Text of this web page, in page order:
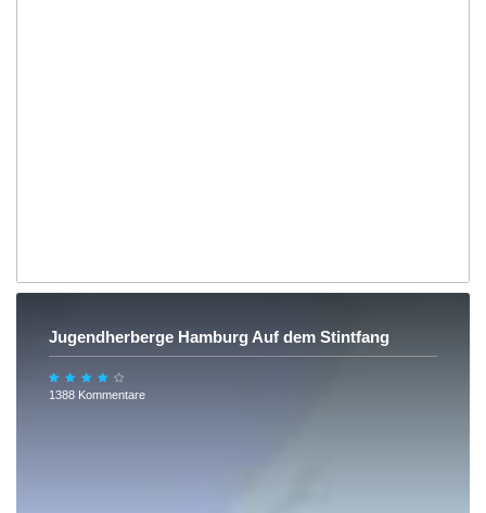
Jugendherberge Hamburg Auf dem Stintfang
1388 Kommentare